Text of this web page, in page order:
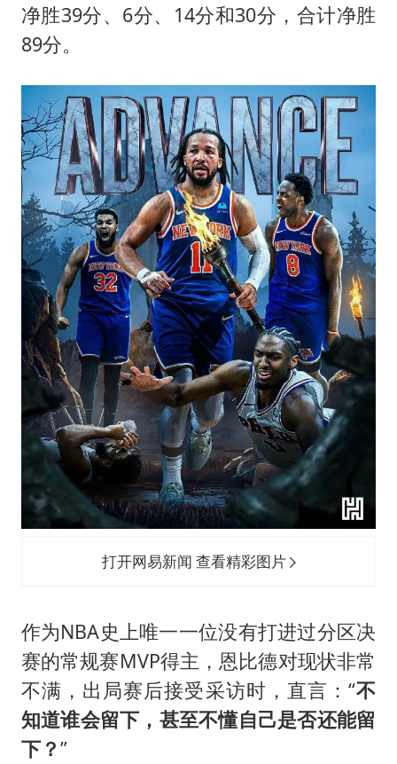
净胜39分、6分、14分和30分，合计净胜
89分。
打开网易新闻 查看精彩图片
作为NBA史上唯一一位没有打进过分区决
赛的常规赛MVP得主，恩比德对现状非常
不满，出局赛后接受采访时，直言：“不
知道谁会留下，甚至不懂自己是否还能留
下？”